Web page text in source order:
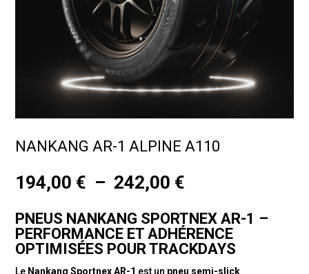
NANKANG AR-1 ALPINE A110
194,00 € – 242,00 €
prix :
194,00 €
à
242,00 €
PNEUS NANKANG SPORTNEX AR-1 –
PERFORMANCE ET ADHÉRENCE
OPTIMISÉES POUR TRACKDAYS
Le Nankang Sportnex AR-1 est un pneu semi-slick